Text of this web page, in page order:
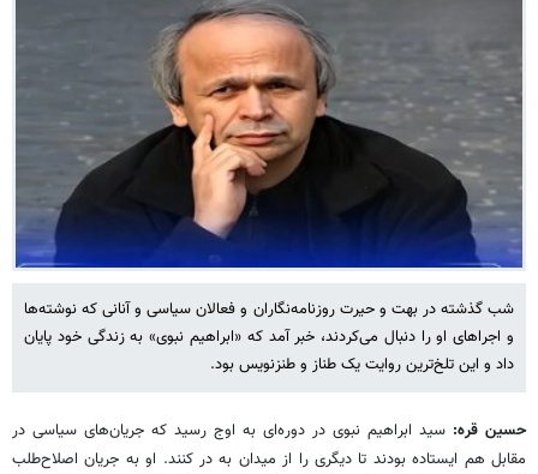
شب گذشته در بهت و حیرت روزنامه‌نگاران و فعالان سیاسی و آنانی که نوشته‌ها
و اجراهای او را دنبال می‌کردند، خبر آمد که «ابراهیم نبوی» به زندگی خود پایان
داد و این تلخ‌ترین روایت یک طناز و طنزنویس بود.
حسین قره: سید ابراهیم نبوی در دوره‌ای به اوج رسید که جریان‌های سیاسی در
مقابل هم ایستاده بودند تا دیگری را از میدان به در کنند. او به جریان اصلاح‌طلب